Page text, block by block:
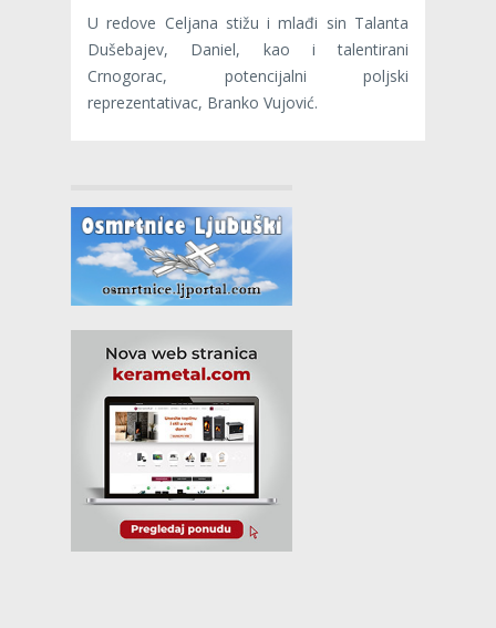
U redove Celjana stižu i mlađi sin Talanta
Dušebajev, Daniel, kao i talentirani
Crnogorac, potencijalni poljski
reprezentativac, Branko Vujović.